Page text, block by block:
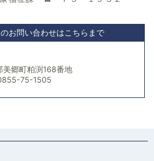
お問い合わせはこちらまで
郷町粕渕168番地
75-1505